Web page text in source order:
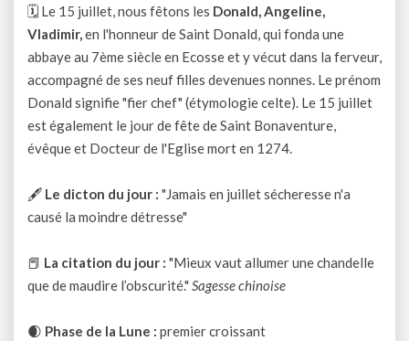
🗓 Le 15 juillet, nous fêtons les Donald, Angeline,
Vladimir,en l'honneur de Saint Donald, qui fonda une
abbaye au 7ème siècle en Ecosse et y vécut dans la ferveur,
accompagné de ses neuf filles devenues nonnes. Le prénom
Donald signifie "fier chef" (étymologie celte). Le 15 juillet
est également le jour de fête de Saint Bonaventure,
évêque et Docteur de l'Eglise mort en 1274.
🖋 Le dicton du jour : "Jamais en juillet sécheresse n'a
causé la moindre détresse"
📕 La citation du jour : "Mieux vaut allumer une chandelle
que de maudire l’obscurité." Sagesse chinoise
🌒 Phase de la Lune : premier croissant